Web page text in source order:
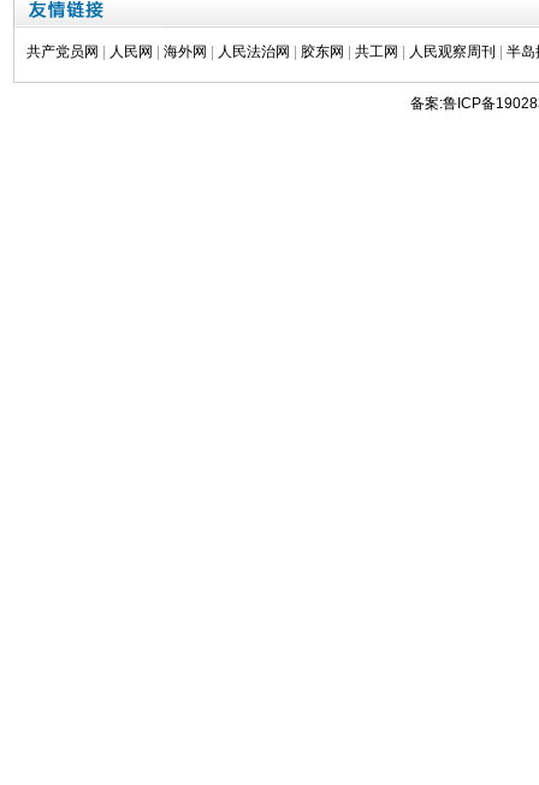
共产党员网 人民网 海外网 人民法治网 胶东网 共工网 人民观察周刊 半岛
备案:鲁ICP备